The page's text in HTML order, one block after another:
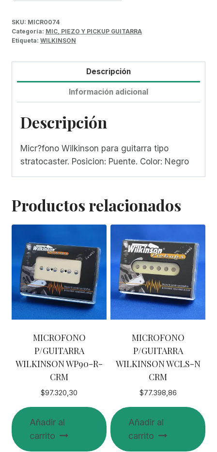
SKU: MICR0074
Categoría: MIC, PIEZO Y PICKUP GUITARRA
Etiqueta: WILKINSON
Descripción
Información adicional
Descripción
Micr?fono Wilkinson para guitarra tipo
stratocaster. Posicion: Puente. Color: Negro
Productos relacionados
MICROFONO
P/GUITARRA
WILKINSON WP90-R-
CRM
$97.320,30
Añadir al
carrito
MICROFONO
P/GUITARRA
WILKINSON WCLS-N
CRM
$77.398,86
Añadir al
carrito